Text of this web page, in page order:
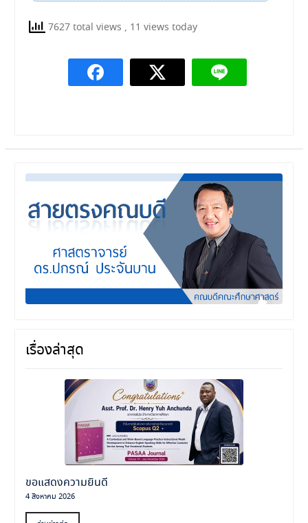
7627 total views , 11 views today
เรื่องล่าสุด
ขอแสดงความยินดี
4 สิงหาคม 2026